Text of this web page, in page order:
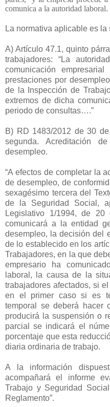
comunica a la autoridad laboral.
La normativa aplicable es la
A) Artículo 47.1, quinto
trabajadores: “La
comunicación
prestaciones por
de la Inspección de
extremos de dicha
periodo de consultas….”
B) RD 1483/2012 de 30
segunda. Acreditación
desempleo.
“A efectos de completar la
de desempleo, de
sexagésimo tercera del
de la Seguridad Social,
Legislativo 1/1994, de
comunicará a la entidad
desempleo, la decisión del
de lo establecido en los
Trabajadores, en la que
empresario ha
laboral, la causa de la
trabajadores afectados, si
en el primer caso si es
temporal se deberá hacer
producirá la suspensión o
parcial se indicará el
porcentaje que esta
diaria ordinaria de trabajo.
A la información
acompañará el informe
Trabajo y Seguridad
Reglamento”.